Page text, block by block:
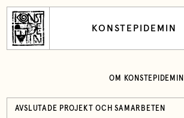
KONSTEPIDEMIN
OM KONSTEPIDEMIN
AVSLUTADE PROJEKT OCH SAMARBETEN